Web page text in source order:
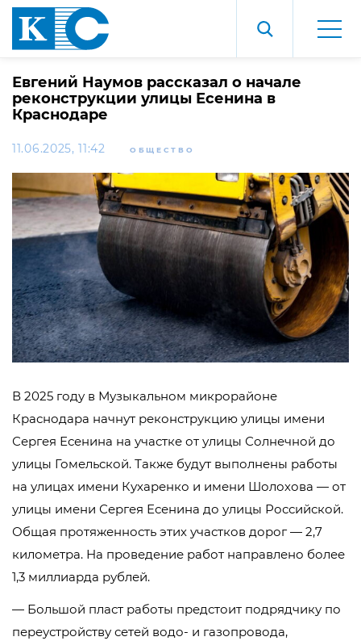
Евгений Наумов рассказал о начале
реконструкции улицы Есенина в
Краснодаре
11.06.2025, 11:42 ОБЩЕСТВО
В 2025 году в Музыкальном микрорайоне
Краснодара начнут реконструкцию улицы имени
Сергея Есенина на участке от улицы Солнечной до
улицы Гомельской. Также будут выполнены работы
на улицах имени Кухаренко и имени Шолохова — от
улицы имени Сергея Есенина до улицы Российской.
Общая протяженность этих участков дорог — 2,7
километра. На проведение работ направлено более
1,3 миллиарда рублей.
— Большой пласт работы предстоит подрядчику по
переустройству сетей водо- и газопровода,